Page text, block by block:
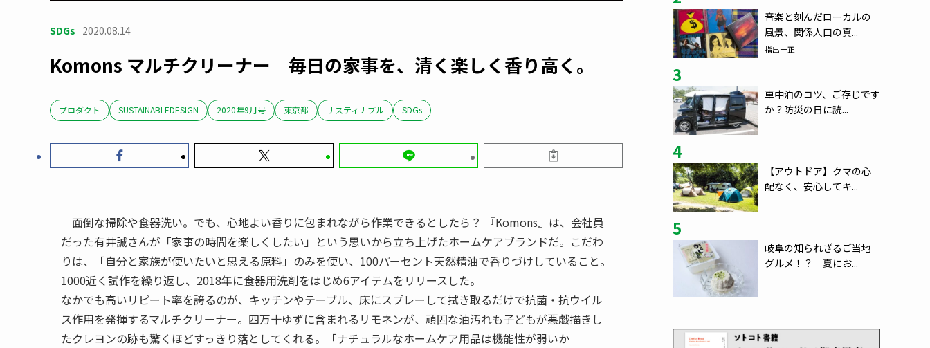
SDGs 2020.08.14
Komons マルチクリーナー 毎日の家事を、清く楽しく香り高く。
ブロダクト SUSTAINABLEDESIGN 2020年9月号 東京都 サスティナブル SDGs
面倒な掃除や食器洗い。でも、心地よい香りに包まれながら作業できるとしたら？ 『Komons』は、会社員
だった有井誠さんが「家事の時間を楽しくしたい」という思いから立ち上げたホームケアブランドだ。こだわ
りは、「自分と家族が使いたいと思える原料」のみを使い、100パーセント天然精油で香りづけしていること。
1000近く試作を繰り返し、2018年に食器用洗剤をはじめ6アイテムをリリースした。
なかでも高いリピート率を誇るのが、キッチンやテーブル、床にスプレーして拭き取るだけで抗菌・抗ウイル
ス作用を発揮するマルチクリーナー。四万十ゆずに含まれるリモネンが、頑固な油汚れも子どもが悪戯描きし
たクレヨンの跡も驚くほどすっきり落としてくれる。「ナチュラルなホームケア用品は機能性が弱いか
音楽と刻んだローカルの
風景、関係人口の真...
指出一正
3
車中泊のコツ、ご存じです
か？防災の日に読...
4
【アウトドア】クマの心
配なく、安心してキ...
5
岐阜の知られざるご当地
グルメ！？ 夏にお...